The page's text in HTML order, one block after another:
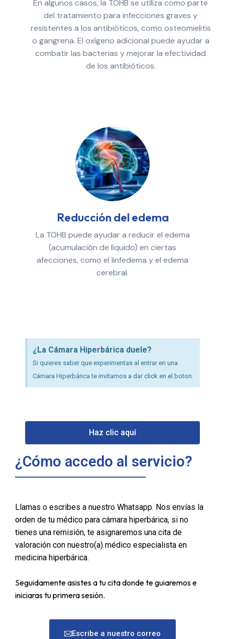
En algunos casos, la TOHB se utiliza como parte
del tratamiento para infecciones graves y
resistentes a los antibióticos, como osteomielitis
o gangrena. El oxígeno adicional puede ayudar a
combatir las bacterias y mejorar la efectividad
de los antibióticos.
Reducción del edema
La TOHB puede ayudar a reducir el edema
(acumulación de líquido) en ciertas
afecciones, como el linfedema y el edema
cerebral.
¿La Cámara Hiperbárica duele?
Si quieres saber que experimentas al entrar en una
Cámara Hiperbárica te invitamos a dar click en el boton.
Haz clic aquí
¿Cómo accedo al servicio?
Llamas o escribes a nuestro Whatsapp. Nos envías la
orden de tu médico para cámara hiperbárica, si no
tienes una remisión, te asignaremos una cita de
valoración con nuestro(a) médico especialista en
medicina hiperbárica.
Seguidamente asistes a tu cita donde te guiaremos e
iniciaras tu primera sesión.
Escribe a nuestro correo